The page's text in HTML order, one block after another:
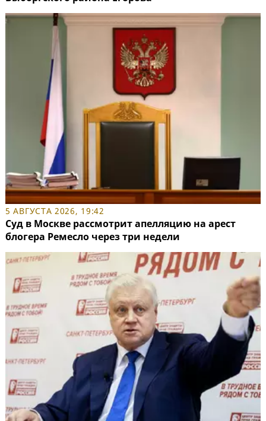
5 АВГУСТА 2026, 19:42
Суд в Москве рассмотрит апелляцию на арест
блогера Ремесло через три недели